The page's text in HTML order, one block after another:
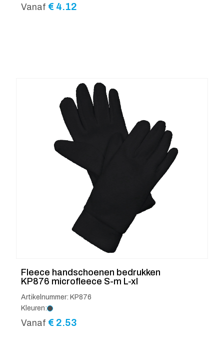
Vanaf € 4.12
Fleece handschoenen bedrukken
KP876 microfleece S-m L-xl
Artikelnummer: KP876
Kleuren:
Vanaf € 2.53